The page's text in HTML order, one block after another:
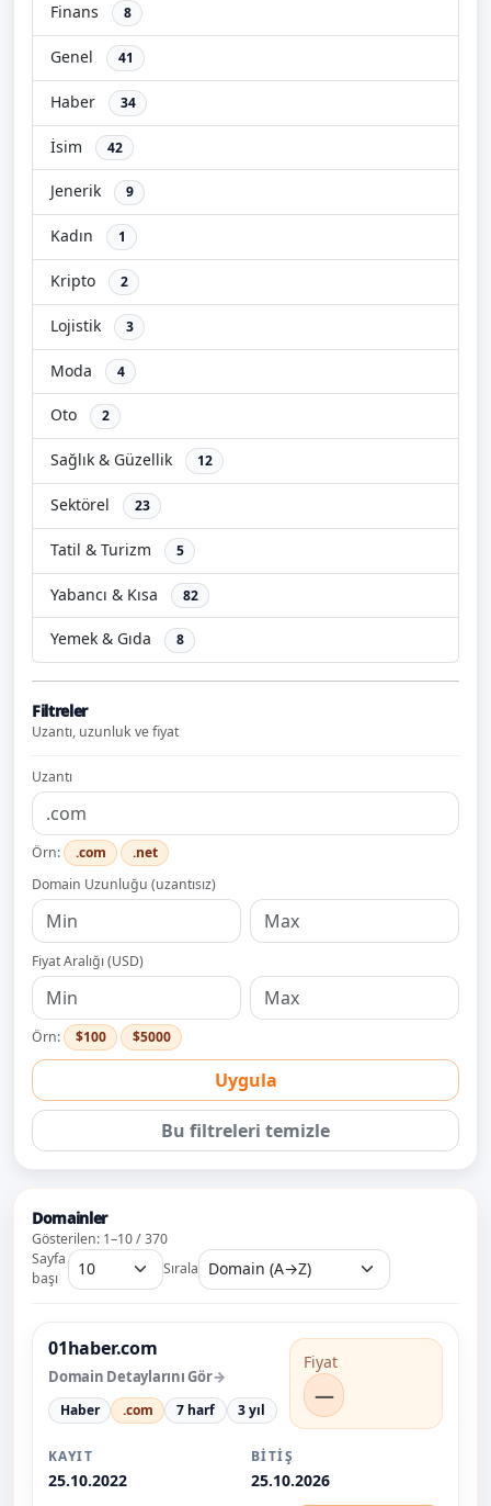
Finans 8
Genel 41
Haber 34
İsim 42
Jenerik 9
Kadın 1
Kripto 2
Lojistik 3
Moda 4
Oto 2
Sağlık & Güzellik 12
Sektörel 23
Tatil & Turizm 5
Yabancı & Kısa 82
Yemek & Gıda 8
Filtreler
Uzantı, uzunluk ve fiyat
Uzantı
Örn: .com
.net
Domain Uzunluğu (uzantısız)
Fiyat Aralığı (USD)
Örn: $100 $5000
Uygula
Bu filtreleri temizle
Domainler
Gösterilen: 1–10 / 370
Sayfa
başı
Sırala
01haber.com
Domain Detaylarını Gör
Haber .com 7 harf 3 yıl
Fiyat
—
KAYIT
25.10.2022
BITIŞ
25.10.2026